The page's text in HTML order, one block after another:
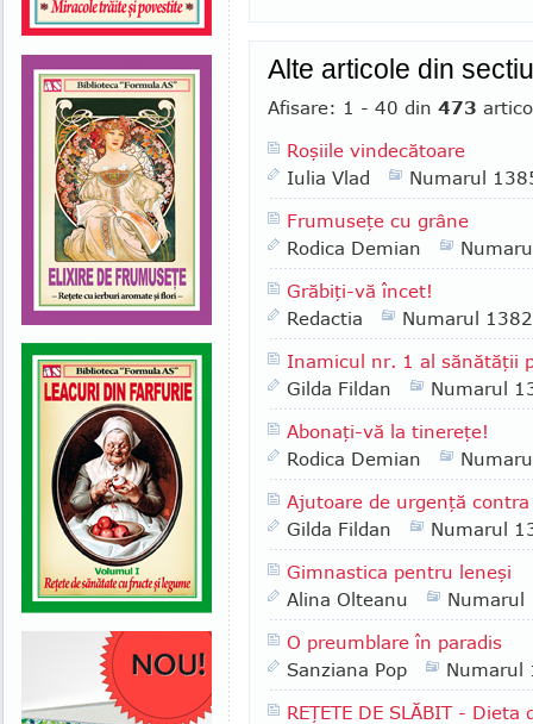
Alte articole din
Afisare: 1 - 40 din 473
Roşiile vindecătoare
Iulia Vlad
Numarul
Frumuseţe cu grâne
Rodica Demian
Grăbiţi-vă încet!
Redactia
Numarul 1382
Inamicul nr. 1 al sănătăţii
Gilda Fildan
Numarul
Abonaţi-vă la tinereţe!
Rodica Demian
Ajutoare de urgenţă
Gilda Fildan
Numarul
Gimnastica pentru leneşi
Alina Olteanu
Numarul
O preumblare în paradis
Sanziana Pop
Numarul
REŢETE DE SLĂBIT -